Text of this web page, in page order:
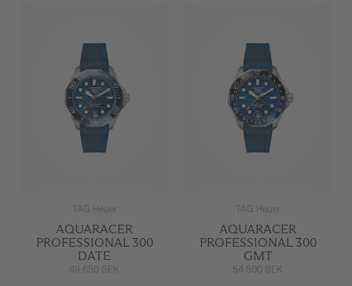
TAG Heuer
AQUARACER
PROFESSIONAL 300
DATE
49 650 SEK
TAG Heuer
AQUARACER
PROFESSIONAL 300
GMT
54 500 SEK